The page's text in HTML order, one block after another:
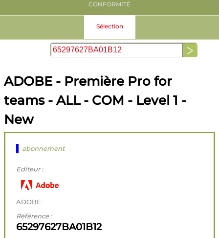
CONFORMITÉ
Sélection
ADOBE - Première Pro for
teams - ALL - COM - Level 1 -
New
abonnement
Editeur :
ADOBE
Référence :
65297627BA01B12